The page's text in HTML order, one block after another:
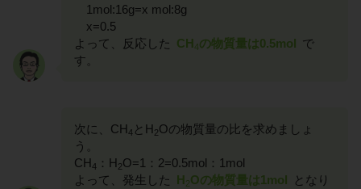
1mol:16g=x mol:8g
x=0.5
よって、反応した CH4の物質量は0.5mol で
す。
次に、CH4 とH2Oの物質量の比を求めましょ
う。
CH4 ：H2O=1：2=0.5mol：1mol
よって、発生した H2Oの物質量は1mol となり